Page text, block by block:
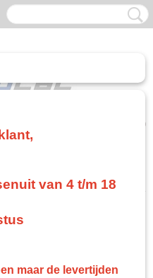
(0)
meer in Nederland. België en Duitsland
1 werkdag geleverd
van 4 t/m 18
maar de levertijden